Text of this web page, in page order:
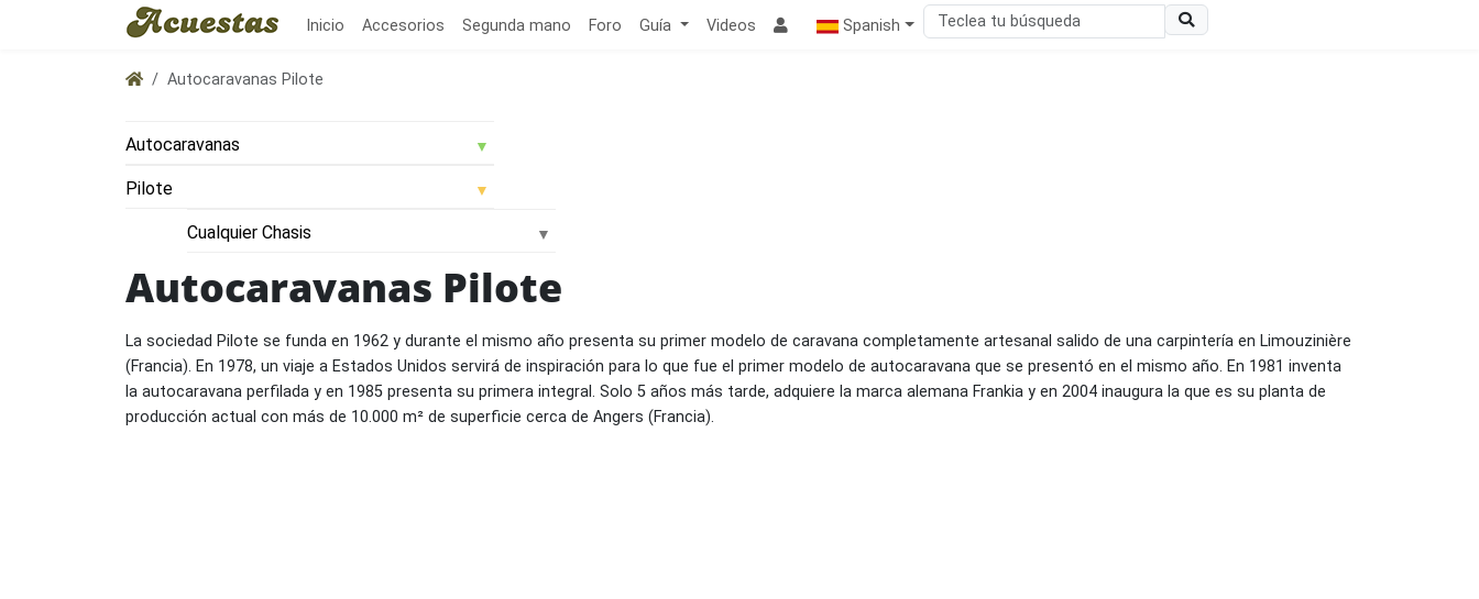
Inicio Accesorios Segunda mano Foro Guía Videos Spanish
Autocaravanas Pilote
Autocaravanas Pilote
La sociedad Pilote se funda en 1962 y durante el mismo año presenta su primer modelo de caravana completamente artesanal salido de una carpintería en Limouzinière
(Francia). En 1978, un viaje a Estados Unidos servirá de inspiración para lo que fue el primer modelo de autocaravana que se presentó en el mismo año. En 1981 inventa
la autocaravana perfilada y en 1985 presenta su primera integral. Solo 5 años más tarde, adquiere la marca alemana Frankia y en 2004 inaugura la que es su planta de
producción actual con más de 10.000 m² de superficie cerca de Angers (Francia).